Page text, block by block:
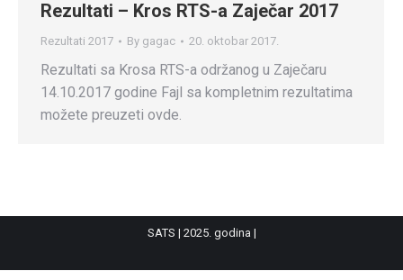
Rezultati – Kros RTS-a Zaječar 2017
Rezultati 2017 By gagac 20. oktobar 2017.
Rezultati sa Krosa RTS-a održanog u Zaječaru
14.10.2017 godine Fajl sa kompletnim rezultatima
možete preuzeti ovde.
SATS | 2025. godina |